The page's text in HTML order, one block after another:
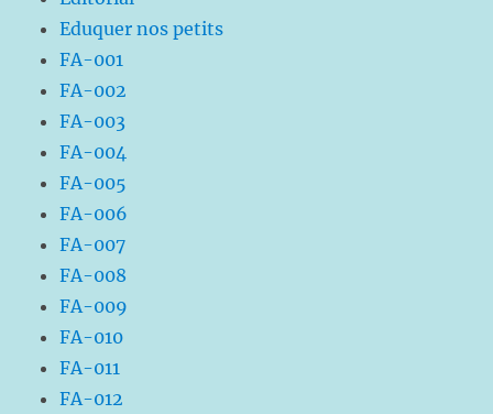
Eduquer nos petits
FA-001
FA-002
FA-003
FA-004
FA-005
FA-006
FA-007
FA-008
FA-009
FA-010
FA-011
FA-012